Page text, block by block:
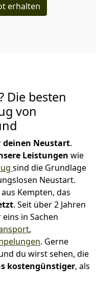
erhalten
Die besten
von
deinen Neustart.
Leistungen wie
sind die Grundlage
Neustart.
aus Kempten, das
. Seit über 2 Jahren
in Sachen
,
. Gerne
du wirst sehen, die
kostengünstiger, als